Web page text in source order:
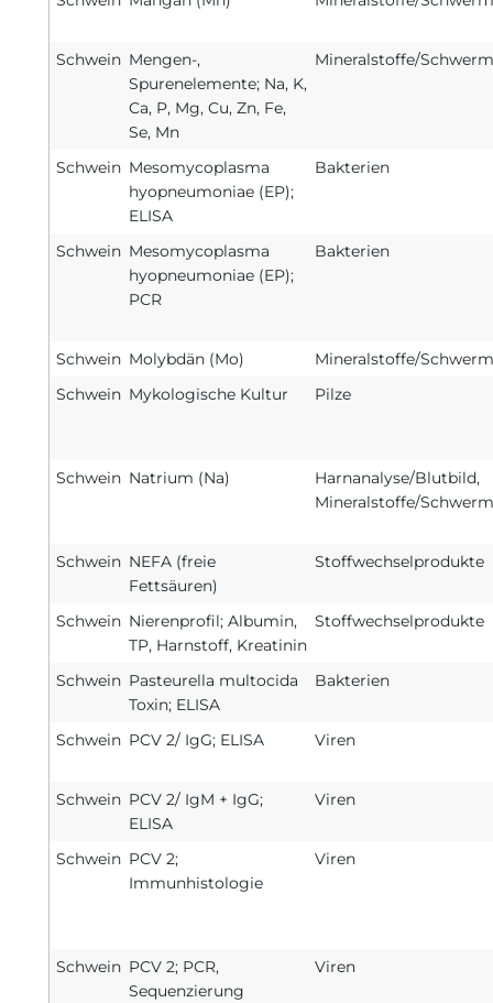
Schwein Mengen-,
Spurenelemente; Na, K,
Ca, P, Mg, Cu, Zn, Fe,
Se, Mn
Mineralstoffe/
Schwein Mesomycoplasma
hyopneumoniae (EP);
ELISA
Bakterien
Schwein Mesomycoplasma
hyopneumoniae (EP);
PCR
Bakterien
Schwein Molybdän (Mo)
Mineralstoffe/
Schwein Mykologische Kultur Pilze
Schwein Natrium (Na)
Harnanalyse/Blutbild,
Mineralstoffe/
Schwein NEFA (freie
Fettsäuren)
Stoffwechselprodukte
Schwein Nierenprofil; Albumin,
TP, Harnstoff, Kreatinin
Stoffwechselprodukte
Schwein Pasteurella multocida
Toxin; ELISA
Bakterien
Schwein PCV 2/ IgG; ELISA Viren
Schwein PCV 2/ IgM + IgG;
ELISA
Viren
Schwein PCV 2;
Immunhistologie
Viren
Schwein PCV 2; PCR,
Sequenzierung
Viren